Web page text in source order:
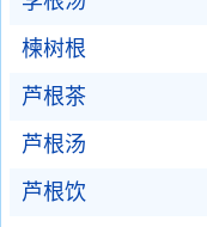
楝树根
芦根茶
芦根汤
芦根饮